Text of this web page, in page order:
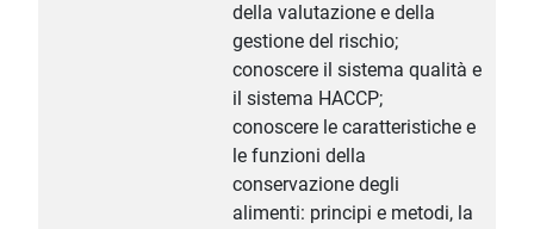
della valutazione e della
gestione del rischio;
conoscere il sistema qualità e
il sistema HACCP;
conoscere le caratteristiche e
le funzioni della
conservazione degli
alimenti: principi e metodi, la